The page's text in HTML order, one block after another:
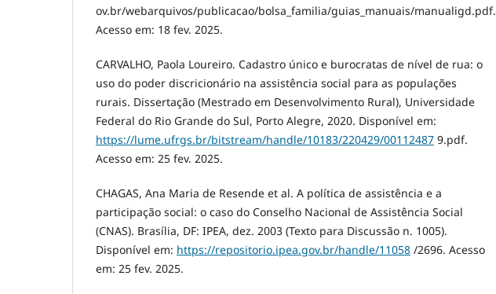
ov.br/webarquivos/publicacao/bolsa_familia/guias_manuais/manualigd.pdf.
Acesso em: 18 fev. 2025.
CARVALHO, Paola Loureiro. Cadastro único e burocratas de nível de rua: o
uso do poder discricionário na assistência social para as populações
rurais. Dissertação (Mestrado em Desenvolvimento Rural), Universidade
Federal do Rio Grande do Sul, Porto Alegre, 2020. Disponível em:
https://lume.ufrgs.br/bitstream/handle/10183/220429/00112487 9.pdf.
Acesso em: 25 fev. 2025.
CHAGAS, Ana Maria de Resende et al. A política de assistência e a
participação social: o caso do Conselho Nacional de Assistência Social
(CNAS). Brasília, DF: IPEA, dez. 2003 (Texto para Discussão n. 1005).
Disponível em: https://repositorio.ipea.gov.br/handle/11058 /2696. Acesso
em: 25 fev. 2025.